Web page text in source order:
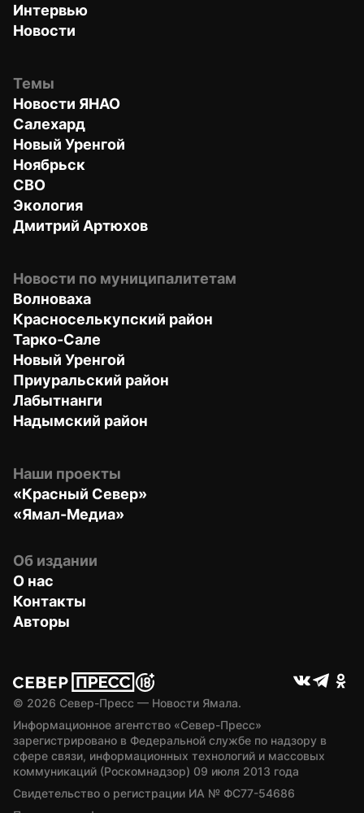
Интервью
Новости
Темы
Новости ЯНАО
Салехард
Новый Уренгой
Ноябрьск
СВО
Экология
Дмитрий Артюхов
Новости по муниципалитетам
Волноваха
Красноселькупский район
Тарко-Сале
Новый Уренгой
Приуральский район
Лабытнанги
Надымский район
Наши проекты
«Красный Север»
«Ямал-Медиа»
Об издании
О нас
Контакты
Авторы
© 2026 Север-Пресс — Новости Ямала.
Информационное агентство «Север-Пресс»
зарегистрировано в Федеральной службе по надзору в
сфере связи, информационных технологий и массовых
коммуникаций (Роскомнадзор) 09 июля 2013 года
Свидетельство о регистрации ИА № ФС77-54686